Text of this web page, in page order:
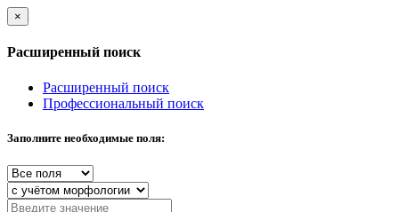
×
Расширенный поиск
Расширенный поиск
Профессиональный поиск
Заполните необходимые поля: